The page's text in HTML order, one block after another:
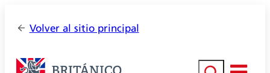
Volver al sitio principal